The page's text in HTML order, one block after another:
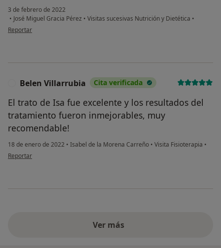
3 de febrero de 2022
• José Miguel Gracia Pérez • Visitas sucesivas Nutrición y Dietética •
en opinión del usuario Eva
Reportar
Belen Villarrubia Cita verificada
El trato de Isa fue excelente y los resultados del
tratamiento fueron inmejorables, muy
recomendable!
18 de enero de 2022 • Isabel de la Morena Carreño • Visita Fisioterapia •
en opinión del usuario Belen Villarrubia
Reportar
Ver más